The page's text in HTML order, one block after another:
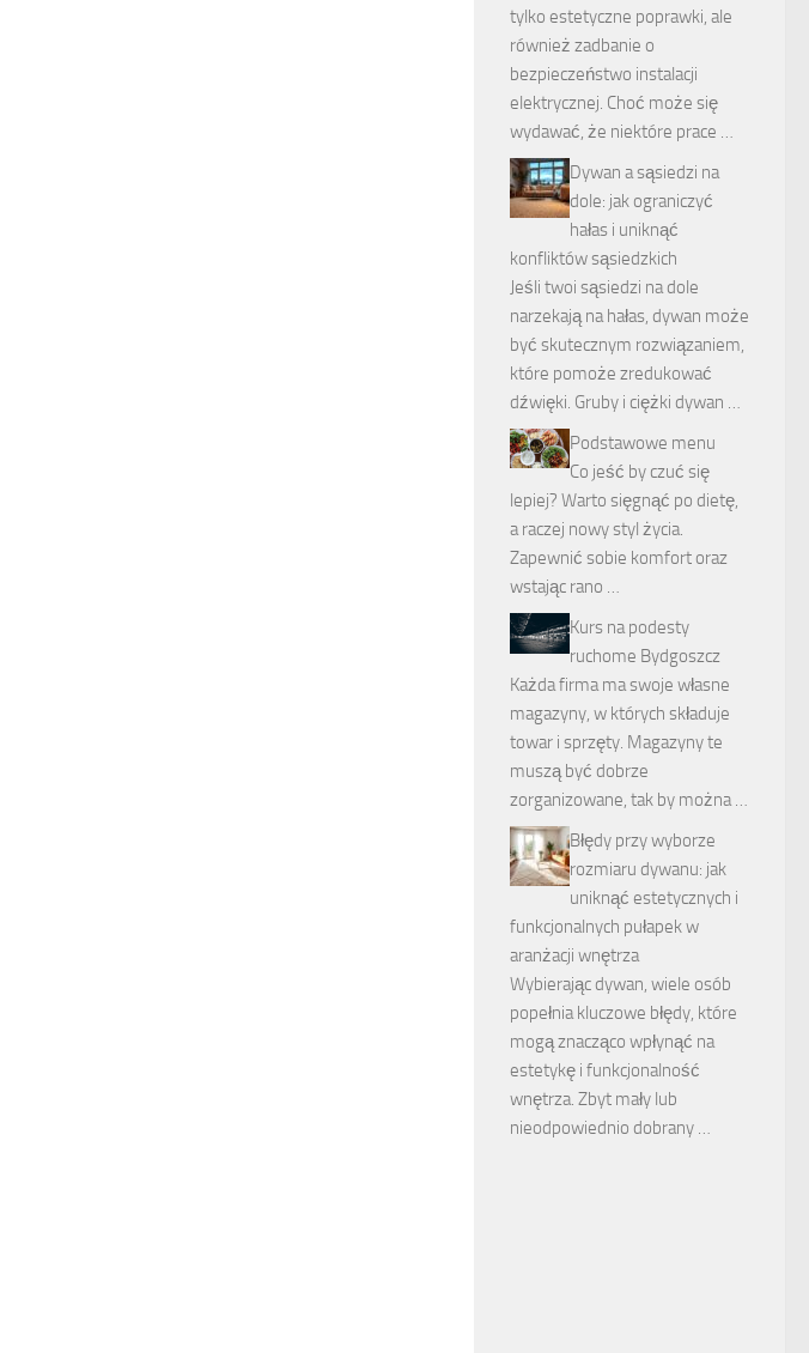
tylko estetyczne poprawki, ale
również zadbanie o
bezpieczeństwo instalacji
elektrycznej. Choć może się
wydawać, że niektóre prace …
Dywan a sąsiedzi na
dole: jak ograniczyć
hałas i uniknąć
konfliktów sąsiedzkich
Jeśli twoi sąsiedzi na dole
narzekają na hałas, dywan może
być skutecznym rozwiązaniem,
które pomoże zredukować
dźwięki. Gruby i ciężki dywan …
Podstawowe menu
Co jeść by czuć się
lepiej? Warto sięgnąć po dietę,
a raczej nowy styl życia.
Zapewnić sobie komfort oraz
wstając rano …
Kurs na podesty
ruchome Bydgoszcz
Każda firma ma swoje własne
magazyny, w których składuje
towar i sprzęty. Magazyny te
muszą być dobrze
zorganizowane, tak by można …
Błędy przy wyborze
rozmiaru dywanu: jak
uniknąć estetycznych i
funkcjonalnych pułapek w
aranżacji wnętrza
Wybierając dywan, wiele osób
popełnia kluczowe błędy, które
mogą znacząco wpłynąć na
estetykę i funkcjonalność
wnętrza. Zbyt mały lub
nieodpowiednio dobrany …